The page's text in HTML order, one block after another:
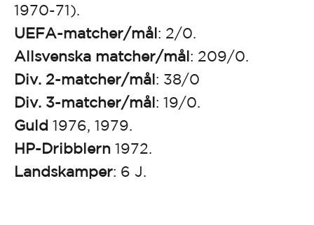
1970-71).
UEFA-matcher/mål: 2/0.
Allsvenska matcher/mål: 209/0.
Div. 2-matcher/mål: 38/0
Div. 3-matcher/mål: 19/0.
Guld 1976, 1979.
HP-Dribblern 1972.
Landskamper: 6 J.